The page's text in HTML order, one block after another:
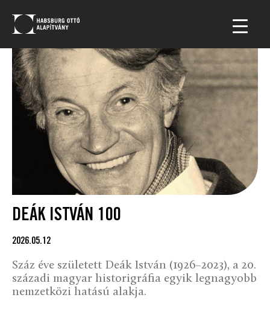
DEÁK ISTVÁN 100
2026.05.12
Száz éve született Deák István (1926–2023), a 20.
századi magyar historigráfia egyik legnagyobb
nemzetközi hatású alakja.